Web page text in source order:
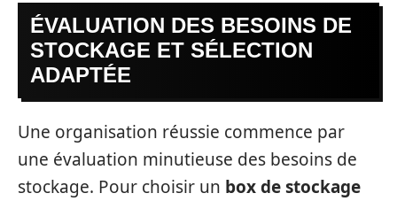
ÉVALUATION DES BESOINS DE
STOCKAGE ET SÉLECTION
ADAPTÉE
Une organisation réussie commence par
une évaluation minutieuse des besoins de
stockage. Pour choisir un box de stockage